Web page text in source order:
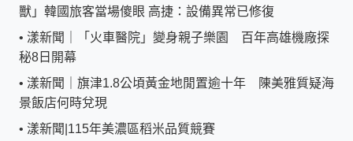
獸」韓國旅客當場傻眼 高捷：設備異常已修復
• 漾新聞｜「火車醫院」變身親子樂園 百年高雄機廠探
秘8日開幕
• 漾新聞｜旗津1.8公頃黃金地閒置逾十年 陳美雅質疑海
景飯店何時兌現
• 漾新聞|115年美濃區稻米品質競賽